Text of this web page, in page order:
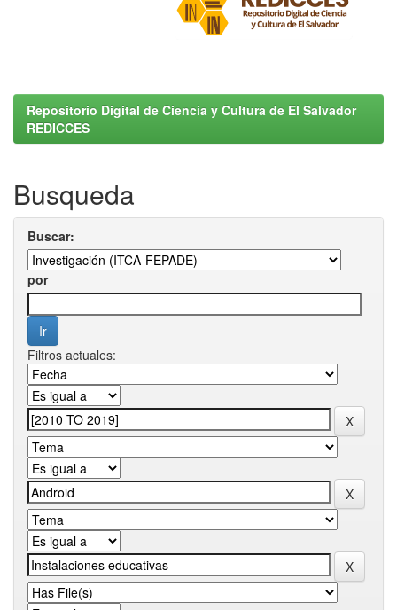
Repositorio Digital de Ciencia y Cultura de El Salvador
REDICCES
Busqueda
Buscar:
por
Filtros actuales: